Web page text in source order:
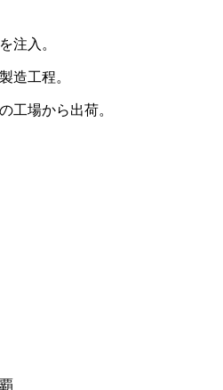
注入。
造工程。
工場から出荷。